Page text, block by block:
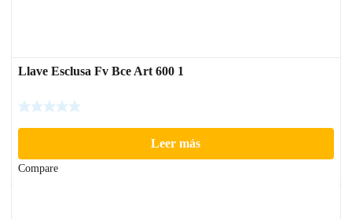
Llave Esclusa Fv Bce Art 600 1
Leer más
Compare